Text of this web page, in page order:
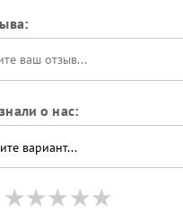
о нас: